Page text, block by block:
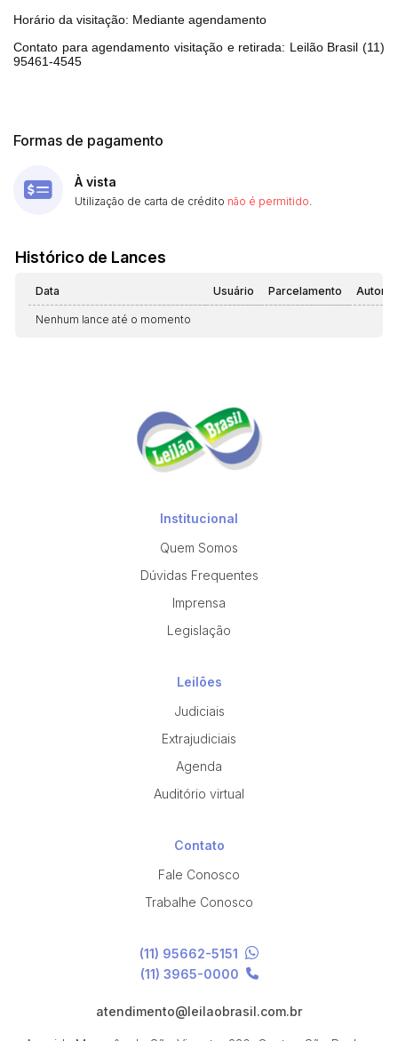
Horário da visitação: Mediante agendamento
Contato para agendamento visitação e retirada: Leilão Brasil (11)
95461-4545
Formas de pagamento
À vista
Utilização de carta de crédito não é permitido
Histórico de Lances
Data Usuário Parcelamento
Nenhum lance até o momento
Institucional
Quem Somos
Dúvidas Frequentes
Imprensa
Legislação
Leilões
Judiciais
Extrajudiciais
Agenda
Auditório virtual
Contato
Fale Conosco
Trabalhe Conosco
(11) 95662-5151
(11) 3965-0000
atendimento@leilaobrasil.com.br